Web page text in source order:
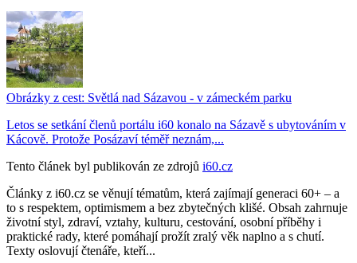
Obrázky z cest: Světlá nad Sázavou - v zámeckém parku
Letos se setkání členů portálu i60 konalo na Sázavě s ubytováním v
Kácově. Protože Posázaví téměř neznám,...
Tento článek byl publikován ze zdrojů i60.cz
Články z i60.cz se věnují tématům, která zajímají generaci 60+ – a
to s respektem, optimismem a bez zbytečných klišé. Obsah zahrnuje
životní styl, zdraví, vztahy, kulturu, cestování, osobní příběhy i
praktické rady, které pomáhají prožít zralý věk naplno a s chutí.
Texty oslovují čtenáře, kteří...